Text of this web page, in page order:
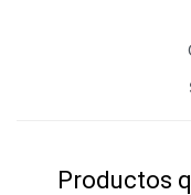
Productos